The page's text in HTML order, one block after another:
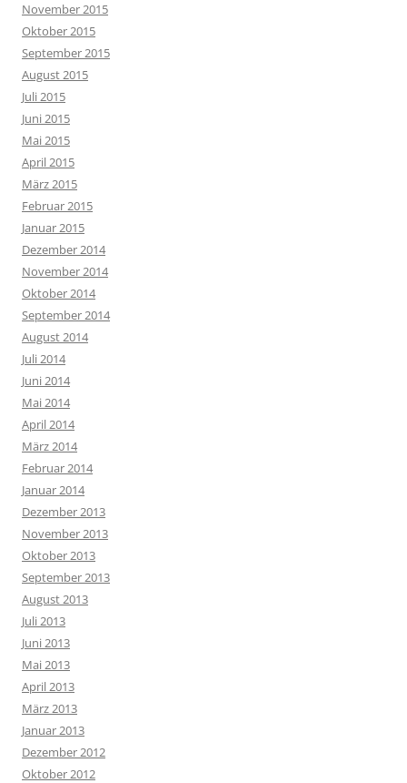
November 2015
Oktober 2015
September 2015
August 2015
Juli 2015
Juni 2015
Mai 2015
April 2015
März 2015
Februar 2015
Januar 2015
Dezember 2014
November 2014
Oktober 2014
September 2014
August 2014
Juli 2014
Juni 2014
Mai 2014
April 2014
März 2014
Februar 2014
Januar 2014
Dezember 2013
November 2013
Oktober 2013
September 2013
August 2013
Juli 2013
Juni 2013
Mai 2013
April 2013
März 2013
Januar 2013
Dezember 2012
Oktober 2012